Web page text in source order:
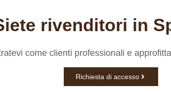
rivenditori in
come clienti professionali e
Richiesta di accesso